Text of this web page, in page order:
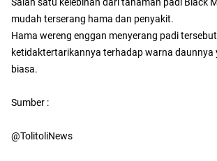
Salah satu kelebihan dari tanaman padi Black
mudah terserang hama dan penyakit.
Hama wereng enggan menyerang padi
ketidaktertarikannya terhadap warna daunnya
biasa.
Sumber :
@TolitoliNews